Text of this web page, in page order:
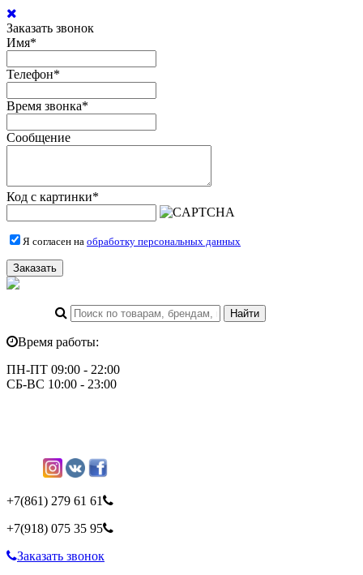
Заказать звонок
Имя*
Телефон*
Время звонка*
Сообщение
Код с картинки*
Я согласен на обработку персональных данных
Заказать
Время работы:
ПН-ПТ 09:00 - 22:00
СБ-ВС 10:00 - 23:00
+7(861) 279 61 61
+7(918) 075 35 95
Заказать звонок